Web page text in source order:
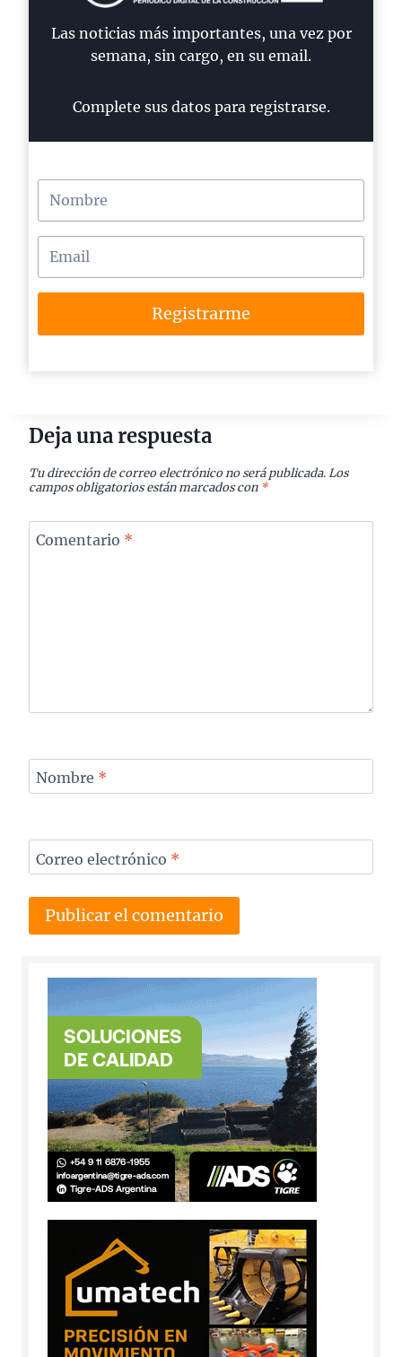
Las noticias más importantes, una vez por
semana, sin cargo, en su email.
Complete sus datos para registrarse.
Registrarme
Deja una respuesta
Tu dirección de correo electrónico no será publicada. Los
campos obligatorios están marcados con *
Comentario *
Nombre *
Correo electrónico *